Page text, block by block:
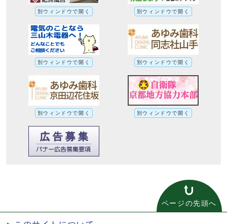
別ウィンドウで開く 別ウィンドウで開く
別ウィンドウで開く 別ウィンドウで開く
別ウィンドウで開く 別ウィンドウで開く
ページの先頭へ